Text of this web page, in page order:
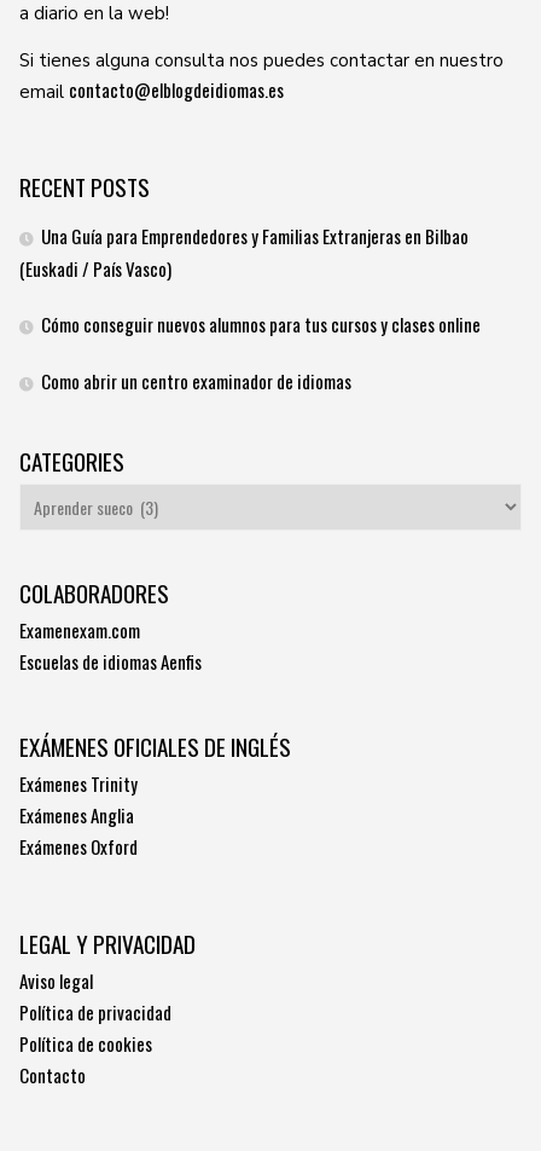
a diario en la web!
Si tienes alguna consulta nos puedes contactar en nuestro
email contacto@elblogdeidiomas.es
RECENT POSTS
Una Guía para Emprendedores y Familias Extranjeras en Bilbao
(Euskadi / País Vasco)
Cómo conseguir nuevos alumnos para tus cursos y clases online
Como abrir un centro examinador de idiomas
CATEGORIES
Categories
COLABORADORES
Examenexam.com
Escuelas de idiomas Aenfis
EXÁMENES OFICIALES DE INGLÉS
Exámenes Trinity
Exámenes Anglia
Exámenes Oxford
LEGAL Y PRIVACIDAD
Aviso legal
Política de privacidad
Política de cookies
Contacto